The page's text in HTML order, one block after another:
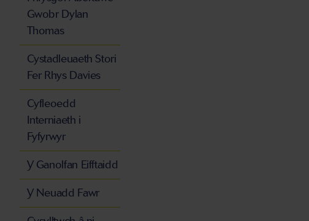
Gwobr Dylan
Thomas
Cystadleuaeth Stori
Fer Rhys Davies
Cyfleoedd
Interniaeth i
Fyfyrwyr
Y Ganolfan Eifftaidd
Y Neuadd Fawr